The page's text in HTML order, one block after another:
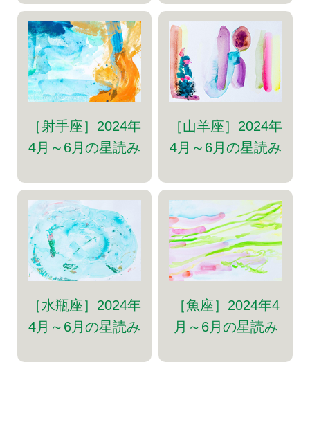
［射手座］2024年
4月～6月の星読み
［山羊座］2024年
4月～6月の星読み
［水瓶座］2024年
4月～6月の星読み
［魚座］2024年4
月～6月の星読み